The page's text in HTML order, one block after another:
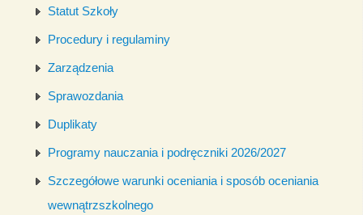
Statut Szkoły
Procedury i regulaminy
Zarządzenia
Sprawozdania
Duplikaty
Programy nauczania i podręczniki 2026/2027
Szczegółowe warunki oceniania i sposób oceniania
wewnątrzszkolnego